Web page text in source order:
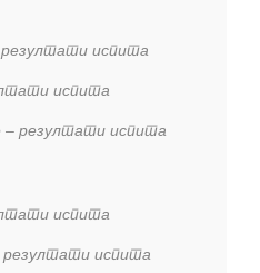
испита
испита
– резултати испита
испита
испита